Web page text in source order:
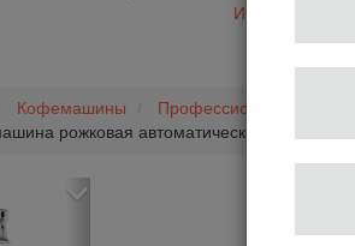
Ингредиенты
Кофемашины
Профессиональные
рожковая автоматическая Nuova